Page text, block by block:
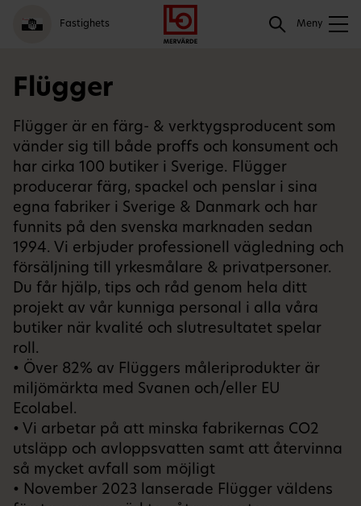
Gå
till
meny
Logga
in
Hoppa
till
innehåll
Fastighets Meny
Sök
Flügger
Flügger är en färg- & verktygsproducent som
vänder sig till både proffs och konsument och
har cirka 100 butiker i Sverige. Flügger
producerar färg, spackel och penslar i sina
egna fabriker i Sverige & Danmark och har
funnits på den svenska marknaden sedan
1994. Vi erbjuder professionell vägledning och
försäljning till yrkesmålare & privatpersoner.
Du får hjälp, tips och råd genom hela ditt
projekt av vår kunniga personal i alla våra
butiker när kvalité och slutresultatet spelar
roll.
• Över 82% av Flüggers måleriprodukter är
miljömärkta med Svanen och/eller EU
Ecolabel.
• Vi arbetar på att minska fabrikernas CO2
utsläpp och avloppsvatten samt att återvinna
så mycket avfall som möjligt
• November 2023 lanserade Flügger väldens